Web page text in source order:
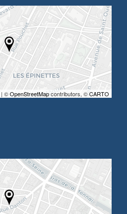
| ©OpenStreetMapcontributors, ©CARTO